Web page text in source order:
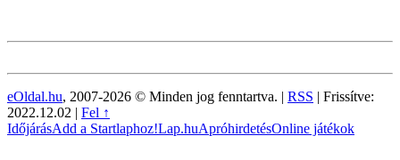
eOldal.hu, 2007-2026 © Minden jog fenntartva. | RSS | Frissítve:
2022.12.02 | Fel ↑
IdőjárásAdd a Startlaphoz!Lap.huApróhirdetésOnline játékok